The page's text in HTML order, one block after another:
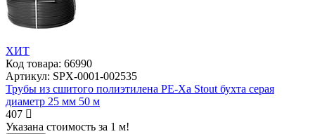
ХИТ
Код товара: 66990
Артикул: SPX-0001-002535
Трубы из сшитого полиэтилена PE-Xa Stout бухта серая
диаметр 25 мм 50 м
407
Указана стоимость за 1 м!